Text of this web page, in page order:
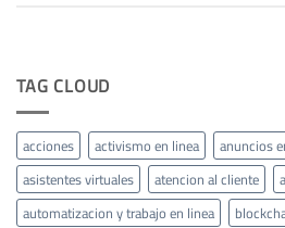
TAG CLOUD
acciones activismo en linea
anuncios
asistentes virtuales
atencion al cliente
automatizacion y trabajo en linea